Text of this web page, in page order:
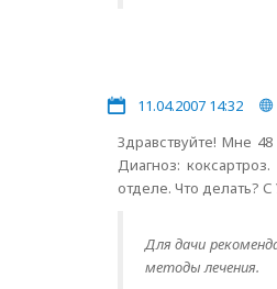
11.04.2007 14:32
Здравствуйте! Мне
Диагноз:
отделе. Что делать?
Для дачи
методы лечения.